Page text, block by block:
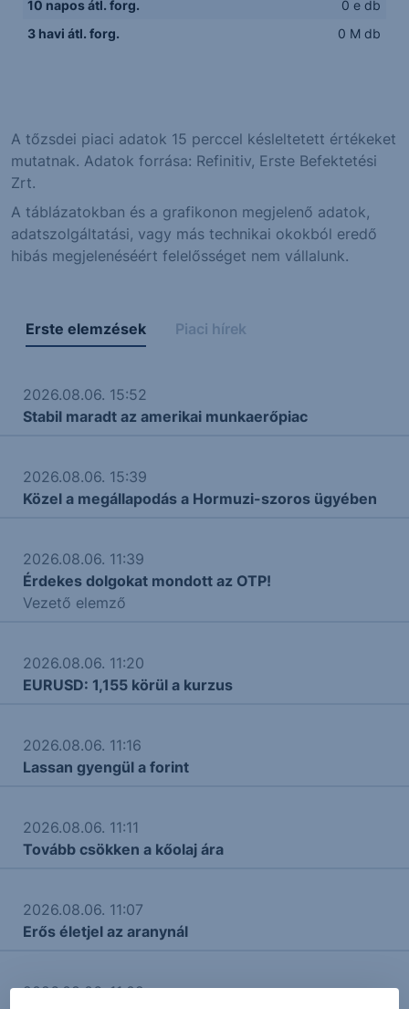
10 napos átl. forg.
0 e db
3 havi átl. forg.
0 M db
A tőzsdei piaci adatok 15 perccel késleltetett értékeket
mutatnak. Adatok forrása: Refinitiv, Erste Befektetési
Zrt.
A táblázatokban és a grafikonon megjelenő adatok,
adatszolgáltatási, vagy más technikai okokból eredő
hibás megjelenéséért felelősséget nem vállalunk.
Erste elemzések Piaci hírek
2026.08.06. 15:52
Stabil maradt az amerikai munkaerőpiac
2026.08.06. 15:39
Közel a megállapodás a Hormuzi-szoros ügyében
2026.08.06. 11:39
Érdekes dolgokat mondott az OTP!
Vezető elemző
2026.08.06. 11:20
EURUSD: 1,155 körül a kurzus
2026.08.06. 11:16
Lassan gyengül a forint
2026.08.06. 11:11
Tovább csökken a kőolaj ára
2026.08.06. 11:07
Erős életjel az aranynál
2026.08.06. 11:02